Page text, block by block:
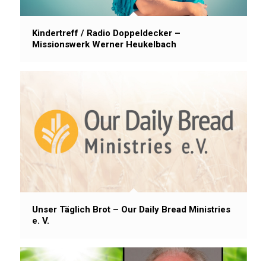
Kindertreff / Radio Doppeldecker –
Missionswerk Werner Heukelbach
Unser Täglich Brot – Our Daily Bread Ministries
e. V.